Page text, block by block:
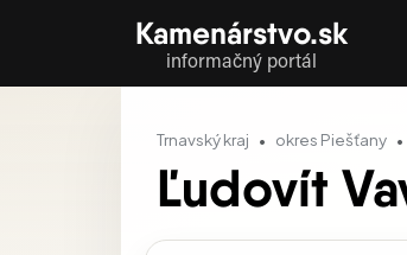
Kamenárstvo.sk
informačný portál
Trnavský kraj okres Piešťany
Ľudovít